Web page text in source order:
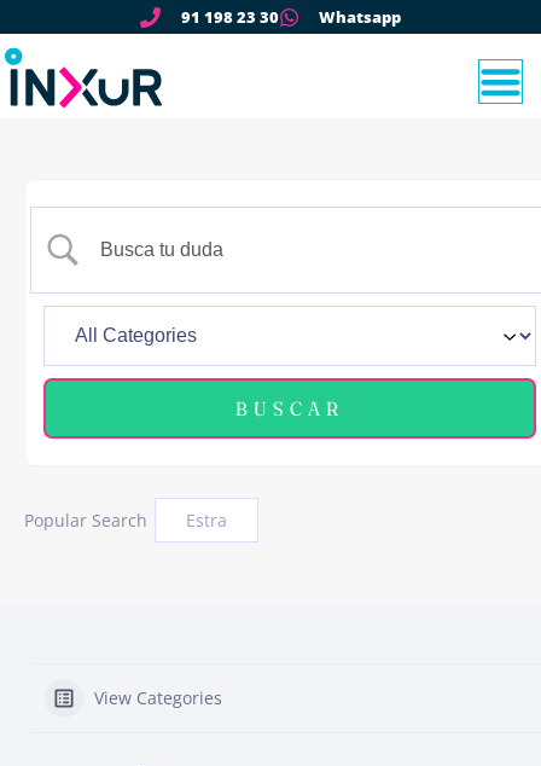
91 198 23 30 Whatsapp
Popular Search Estra
View Categories